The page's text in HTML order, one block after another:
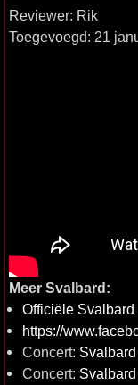
Reviewer: Rik
Toegevoegd: 21
Meer Svalbard:
Officiële
https://
Concert:
Concert: